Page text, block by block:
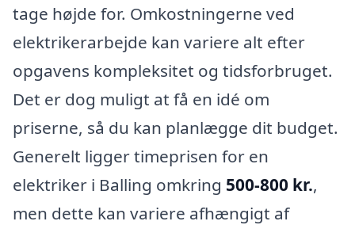
tage højde for. Omkostningerne ved
elektrikerarbejde kan variere alt efter
opgavens kompleksitet og tidsforbruget.
Det er dog muligt at få en idé om
priserne, så du kan planlægge dit budget.
Generelt ligger timeprisen for en
elektriker i Balling omkring 500-800 kr.,
men dette kan variere afhængigt af